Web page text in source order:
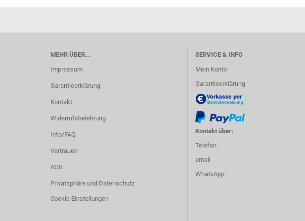
MEHR ÜBER...
Impressum
Garantieerklärung
Kontakt
Widerrufsbelehrung
Info/FAQ
Vertrauen
AGB
Privatsphäre und Datenschutz
Cookie Einstellungen
SERVICE & INFO
Mein Konto
Garantieerklärung
Kontakt über:
Telefon
email
WhatsApp